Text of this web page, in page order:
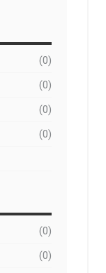
(0)
(0)
(0)
(0)
(0)
(0)